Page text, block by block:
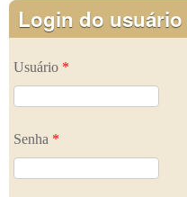
Login do usuário
Usuário *
Senha *